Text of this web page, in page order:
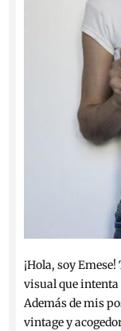
¡Hola, soy
visual que intenta
Además de mis
vintage y